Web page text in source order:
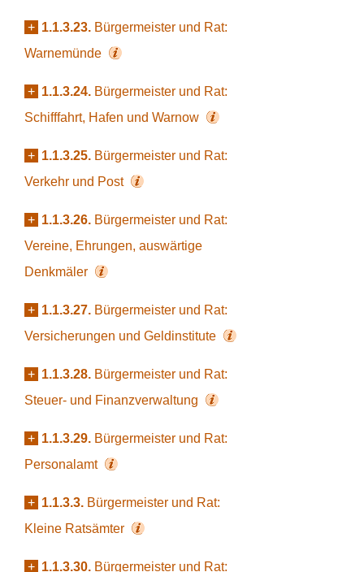
+ 1.1.3.23. Bürgermeister und Rat:
Warnemünde
+ 1.1.3.24. Bürgermeister und Rat:
Schifffahrt, Hafen und Warnow
+ 1.1.3.25. Bürgermeister und Rat:
Verkehr und Post
+ 1.1.3.26. Bürgermeister und Rat:
Vereine, Ehrungen, auswärtige
Denkmäler
+ 1.1.3.27. Bürgermeister und Rat:
Versicherungen und Geldinstitute
+ 1.1.3.28. Bürgermeister und Rat:
Steuer- und Finanzverwaltung
+ 1.1.3.29. Bürgermeister und Rat:
Personalamt
+ 1.1.3.3. Bürgermeister und Rat:
Kleine Ratsämter
+ 1.1.3.30. Bürgermeister und Rat: